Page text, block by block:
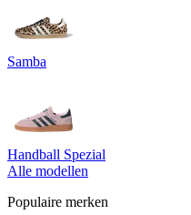
Samba
Handball Spezial
Alle modellen
Populaire merken